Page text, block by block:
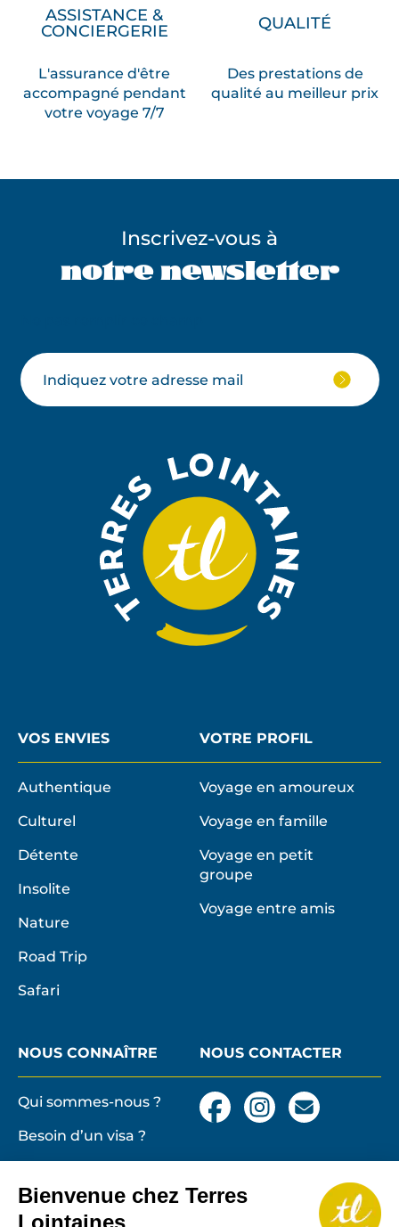
Bienvenue chez Terres
Lointaines
ASSISTANCE &
CONCIERGERIE
L'assurance d'être
accompagné pendant
votre voyage 7/7
QUALITÉ
Des prestations de
qualité au meilleur prix
Inscrivez-vous à
notre newsletter
Votre
email
JE
VOS ENVIES
Authentique
Culturel
Détente
Insolite
Nature
Road Trip
Safari
VOTRE PROFIL
Voyage en amoureux
Voyage en famille
Voyage en petit
groupe
Voyage entre amis
NOUS CONNAÎTRE
Qui sommes-nous ?
Besoin d’un visa ?
et particulières de
vente
NOUS CONTACTER
FacebookInstagram
Nous
contacter
email